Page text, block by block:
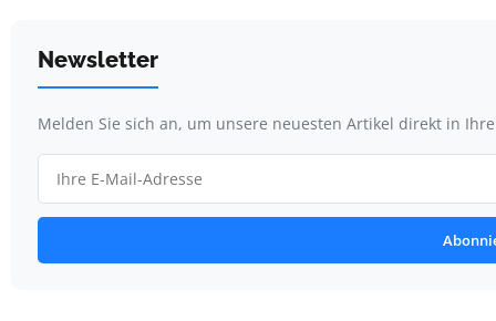
Newsletter
Melden Sie sich an, um unsere neuesten Artikel direkt in